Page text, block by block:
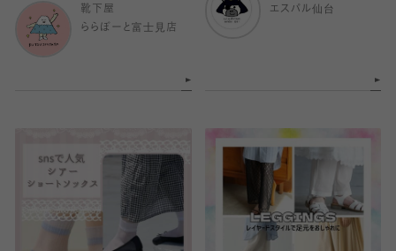
靴下屋
ららぽーと富士見店
エスパル仙台